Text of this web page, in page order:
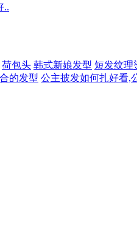
..
荷包头 韩式新娘发型 短发纹理
的发型 公主披发如何扎好看,